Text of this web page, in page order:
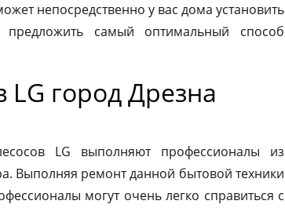
непосредственно у вас дома установить
самый оптимальный способ
город Дрезна
LG выполняют профессионалы из
Выполняя ремонт данной бытовой техники
могут очень легко справиться с